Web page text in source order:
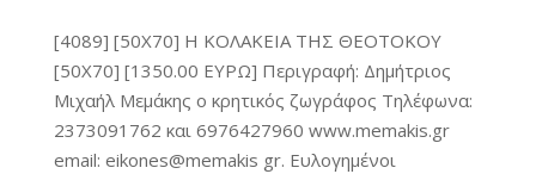
[4089] [50Χ70] Η ΚΟΛΑΚΕΙΑ ΤΗΣ ΘΕΟΤΟΚΟΥ
[50X70] [1350.00 ΕΥΡΩ] Περιγραφή: Δημήτριος
Μιχαήλ Μεμάκης ο κρητικός ζωγράφος Τηλέφωνα:
2373091762 και 6976427960 www.memakis.gr
email: eikones@memakis gr. Ευλογημένοι